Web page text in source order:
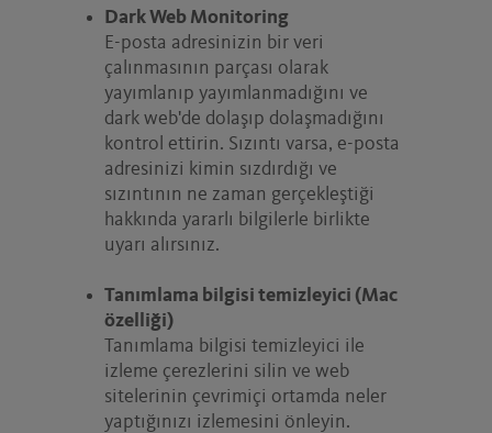
Dark Web Monitoring
E-posta adresinizin bir veri
çalınmasının parçası olarak
yayımlanıp yayımlanmadığını ve
dark web'de dolaşıp dolaşmadığını
kontrol ettirin. Sızıntı varsa, e-posta
adresinizi kimin sızdırdığı ve
sızıntının ne zaman gerçekleştiği
hakkında yararlı bilgilerle birlikte
uyarı alırsınız.
Tanımlama bilgisi temizleyici (Mac
özelliği)
Tanımlama bilgisi temizleyici ile
izleme çerezlerini silin ve web
sitelerinin çevrimiçi ortamda neler
yaptığınızı izlemesini önleyin.